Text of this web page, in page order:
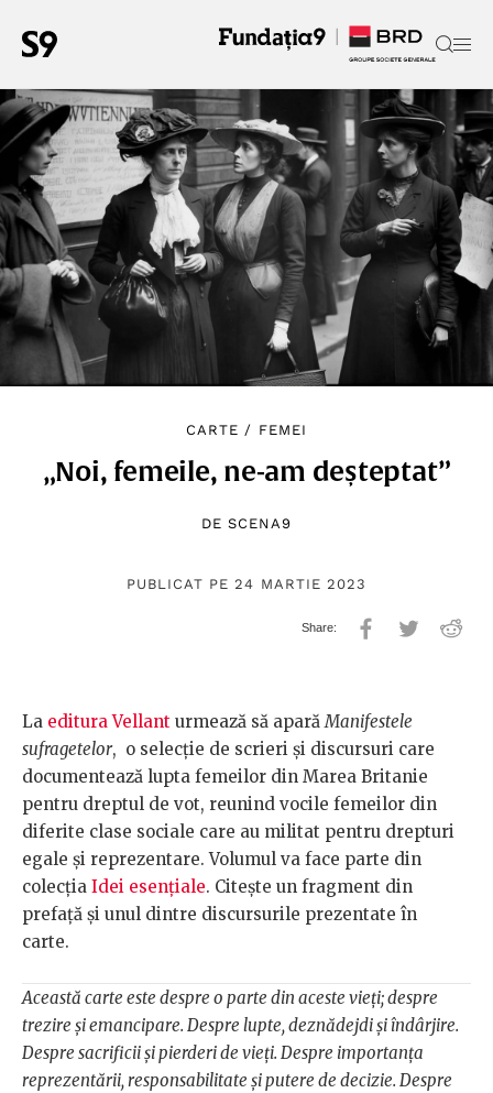
CARTE / FEMEI
„Noi, femeile, ne-am deșteptat”
DE SCENA9
PUBLICAT PE 24 MARTIE 2023
La editura Vellant urmează să aparăManifestele
sufragetelor, o selecție de scrieri și discursuri care
documentează lupta femeilor din Marea Britanie
pentru dreptul de vot, reunind vocile femeilor din
diferite clase sociale care au militat pentru drepturi
egale și reprezentare. Volumul va face parte din
colecția Idei esențiale. Citește un fragment din
prefață și unul dintre discursurile prezentate în
carte.
Această carte este despre o parte din aceste vieți; despre
trezire și emancipare. Despre lupte, deznădejdi și îndârjire.
Despre sacrificii și pierderi de vieți. Despre importanța
reprezentării, responsabilitate și putere de decizie. Despre